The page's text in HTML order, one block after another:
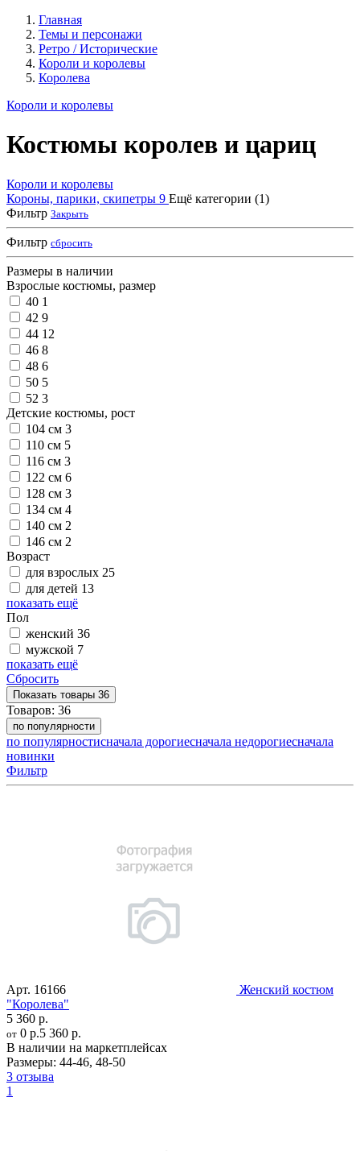
Главная
Темы и персонажи
Ретро / Исторические
Короли и королевы
Королева
Короли и королевы
Костюмы королев и цариц
Короли и королевы
Короны, парики, скипетры 9 Ещё категории (1)
Фильтр Закрыть
Фильтр сбросить
Размеры в наличии
Взрослые костюмы, размер
40 1
42 9
44 12
46 8
48 6
50 5
52 3
Детские костюмы, рост
104 см 3
110 см 5
116 см 3
122 см 6
128 см 3
134 см 4
140 см 2
146 см 2
Возраст
для взрослых 25
для детей 13
показать ещё
Пол
женский 36
мужской 7
показать ещё
Сбросить
Показать товары 36
Товаров: 36
по популярности
по популярностисначала дорогиесначала недорогиесначала
новинки
Фильтр
Арт. 16166
Женский костюм
"Королева"
5 360 р.
от 0 р.5 360 р.
В наличии на маркетплейсах
Размеры: 44-46, 48-50
3 отзыва
1